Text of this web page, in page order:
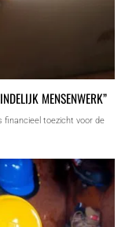
MENSENWERK”
financieel toezicht voor de